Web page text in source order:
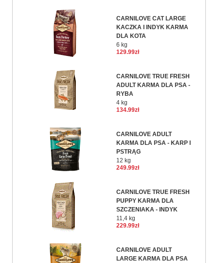
CARNILOVE CAT LARGE
KACZKA I INDYK KARMA
DLA KOTA
6 kg
129.99zł
CARNILOVE TRUE FRESH
ADULT KARMA DLA PSA -
RYBA
4 kg
134.99zł
CARNILOVE ADULT
KARMA DLA PSA - KARP I
PSTRĄG
12 kg
249.99zł
CARNILOVE TRUE FRESH
PUPPY KARMA DLA
SZCZENIAKA - INDYK
11,4 kg
229.99zł
CARNILOVE ADULT
LARGE KARMA DLA PSA